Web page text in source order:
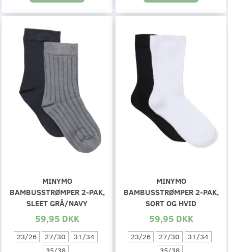
MINYMO
BAMBUSSTRØMPER 2-PAK,
SLEET GRÅ/NAVY
59,95 DKK
23/26 27/30
31/34
MINYMO
BAMBUSSTRØMPER 2-PAK,
SORT OG HVID
59,95 DKK
23/26 27/30
31/34